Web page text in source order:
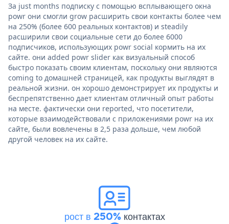
За just months подписку с помощью всплывающего окна
powr они смогли grow расширить свои контакты более чем
на 250% (более 600 реальных контактов) и steadily
расширили свои социальные сети до более 6000
подписчиков, использующих powr social кормить на их
сайте. они added powr slider как визуальный способ
быстро показать своим клиентам, поскольку они являются
coming to домашней страницей, как продукты выглядят в
реальной жизни. он хорошо демонстрирует их продукты и
беспрепятственно дает клиентам отличный опыт работы
на месте. фактически они reported, что посетители,
которые взаимодействовали с приложениями powr на их
сайте, были вовлечены в 2,5 раза дольше, чем любой
другой человек на их сайте.
рост в 250%контактах